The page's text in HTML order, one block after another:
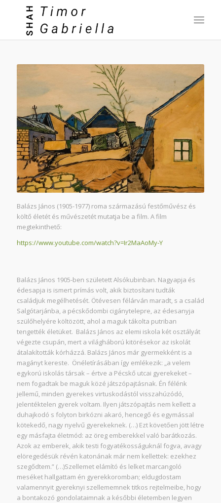
Balázs János (1905-1977) roma származású festőművész és
költő életét és művészetét mutatja be a film. A film
megtekinthető:
https://www.youtube.com/watch?v=Ir2MaAoMy-Y
Balázs János 1905-ben született Alsókubinban. Nagyapja és
édesapja is ismert prímás volt, akik biztosítani tudták
családjuk megélhetését. Ötévesen félárván maradt, s a család
Salgótarjánba, a pécskődombi cigánytelepre, az édesanyja
szülőhelyére költözött, ahol a maguk tákolta putriban
tengették életüket. Balázs János az elemi iskola két osztályát
végezte csupán, mert a világháború kitörésekor az iskolát
átalakították kórházzá. Balázs János már gyermekként is a
magányt kereste. Önéletírásában így emlékezik: „a velem
egykorú iskolás társak – értve a Pécskő utcai gyerekeket –
nem fogadtak be maguk közé játszópajtásnak. Én félénk
jellemű, minden gyerekes virtuskodástól visszahúzódó,
jelentéktelen gyerek voltam. Ilyen játszópajtás nem kellett a
duhajkodó s folyton birkózni akaró, hencegő és egymással
kötekedő, nagy nyelvű gyerekeknek. (…) Ezt követően jött létre
egy másfajta életmód: az öreg emberekkel való barátkozás.
Azok az emberek, akik testi fogyatékosságuknál fogva, avagy
elöregedésük révén katonának már nem kellettek: ezekhez
szegődtem.” (…)Szellemet elámító és lelket marcangoló
meséket hallgattam én gyerekkoromban; eldugdostam
valamennyit gyereknyi szellememnek titkos rejtelmeibe, hogy
a bontakozó gondolataimnak a későbbi életemben legyen